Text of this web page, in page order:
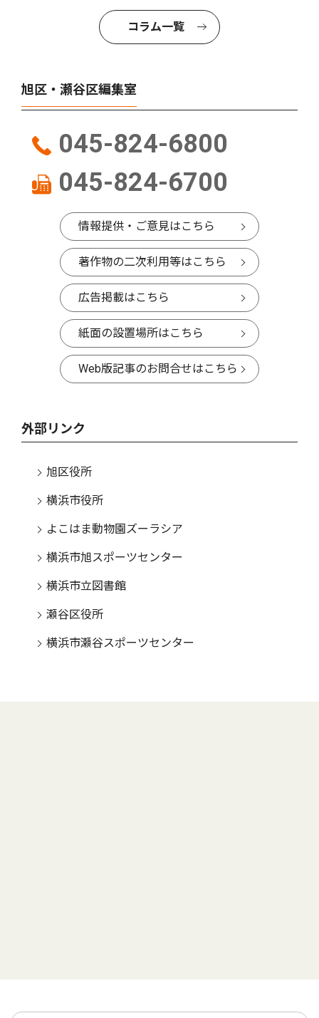
コラム一覧
旭区・瀬谷区編集室
045-824-6800
045-824-6700
情報提供・ご意見はこちら
著作物の二次利用等はこちら
広告掲載はこちら
紙面の設置場所はこちら
Web版記事のお問合せはこちら
外部リンク
旭区役所
横浜市役所
よこはま動物園ズーラシア
横浜市旭スポーツセンター
横浜市立図書館
瀬谷区役所
横浜市瀬谷スポーツセンター